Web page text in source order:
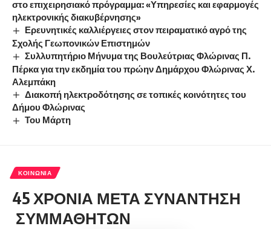
στο επιχειρησιακό πρόγραμμα: «Υπηρεσίες και εφαρμογές
ηλεκτρονικής διακυβέρνησης»
Ερευνητικές καλλιέργειες στον πειραματικό αγρό της
Σχολής Γεωπονικών Επιστημών
Συλλυπητήριο Μήνυμα της Βουλεύτριας Φλώρινας Π.
Πέρκα για την εκδημία του πρώην Δημάρχου Φλώρινας Χ.
Αλεμπάκη
Διακοπή ηλεκτροδότησης σε τοπικές κοινότητες του
Δήμου Φλώρινας
Του Μάρτη
ΚΟΙΝΩΝΊΑ
45 ΧΡΟΝΙΑ ΜΕΤΑ ΣΥΝΑΝΤΗΣΗ
ΣΥΜΜΑΘΗΤΩΝ